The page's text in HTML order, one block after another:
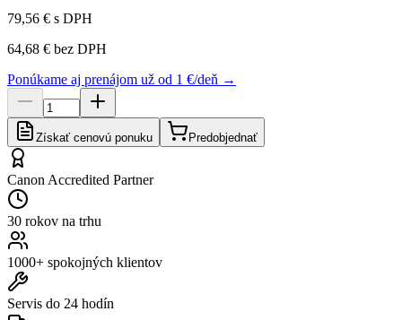
79,56 € s DPH
64,68 € bez DPH
Ponúkame aj prenájom už od 1 €/deň →
Získať cenovú ponuku Predobjednať
Canon Accredited Partner
30 rokov na trhu
1000+ spokojných klientov
Servis do 24 hodín